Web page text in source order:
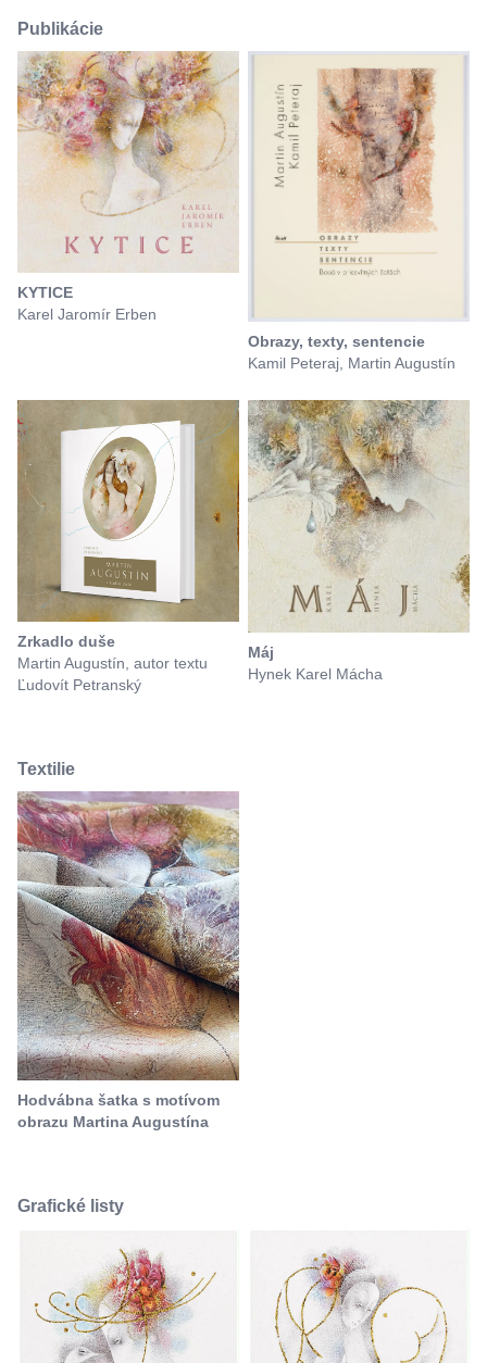
Publikácie
KYTICE
Karel Jaromír Erben
Obrazy, texty, sentencie
Kamil Peteraj, Martin Augustín
Zrkadlo duše
Martin Augustín, autor textu
Ľudovít Petranský
Máj
Hynek Karel Mácha
Textilie
Hodvábna šatka s motívom
obrazu Martina Augustína
Grafické listy